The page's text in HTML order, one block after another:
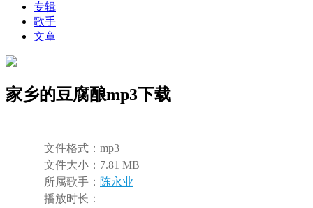
专辑
歌手
文章
家乡的豆腐酿mp3下载
文件格式： mp3
文件大小： 7.81 MB
所属歌手： 陈永业
播放时长：